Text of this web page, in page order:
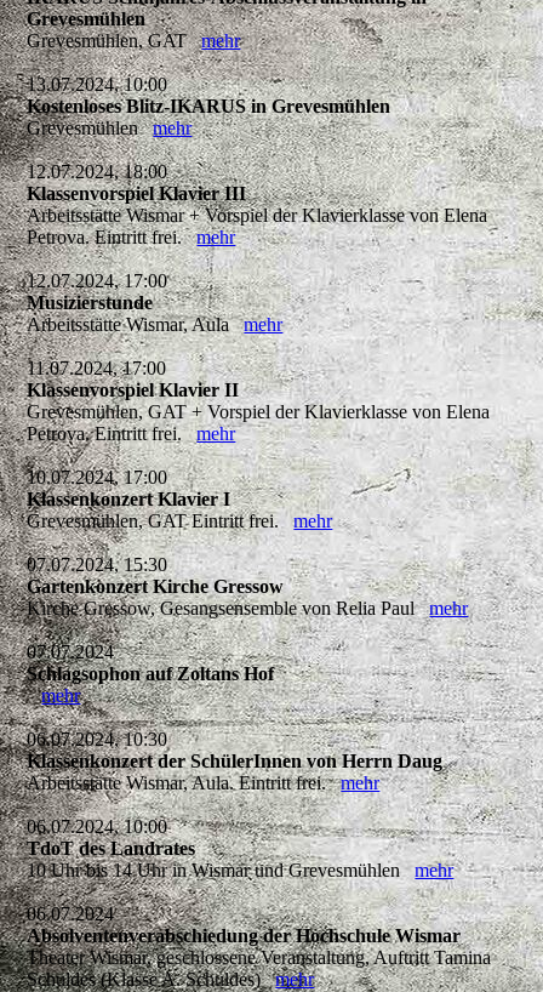
Grevesmühlen
Grevesmühlen, GATmehr
13.07.2024, 10:00
Kostenloses Blitz-IKARUS in Grevesmühlen
Grevesmühlenmehr
12.07.2024, 18:00
Klassenvorspiel Klavier III
Arbeitsstätte Wismar + Vorspiel der Klavierklasse von Elena
Petrova. Eintritt frei.mehr
12.07.2024, 17:00
Musizierstunde
Arbeitsstätte Wismar, Aulamehr
11.07.2024, 17:00
Klassenvorspiel Klavier II
Grevesmühlen, GAT + Vorspiel der Klavierklasse von Elena
Petrova. Eintritt frei.mehr
10.07.2024, 17:00
Klassenkonzert Klavier I
Grevesmühlen, GAT Eintritt frei.mehr
07.07.2024, 15:30
Gartenkonzert Kirche Gressow
Kirche Gressow, Gesangsensemble von Relia Paulmehr
07.07.2024
Schlagsophon auf Zoltans Hof
mehr
06.07.2024, 10:30
Klassenkonzert der SchülerInnen von Herrn Daug
Arbeitsstätte Wismar, Aula. Eintritt frei.mehr
06.07.2024, 10:00
TdoT des Landrates
10 Uhr bis 14 Uhr in Wismar und Grevesmühlenmehr
06.07.2024
Absolventenverabschiedung der Hochschule Wismar
Theater Wismar, geschlossene Veranstaltung, Auftritt Tamina
Schuldes (Klasse A. Schuldes)mehr